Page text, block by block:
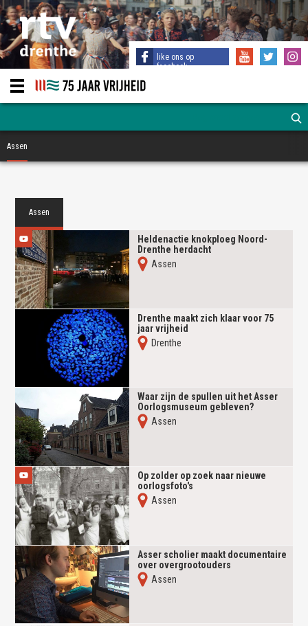
like ons op
facebook
Assen
Assen
Heldenactie knokploeg Noord-
Drenthe herdacht
Assen
Drenthe maakt zich klaar voor 75
jaar vrijheid
Drenthe
Waar zijn de spullen uit het Asser
Oorlogsmuseum gebleven?
Assen
Op zolder op zoek naar nieuwe
oorlogsfoto's
Assen
Asser scholier maakt documentaire
over overgrootouders
Assen